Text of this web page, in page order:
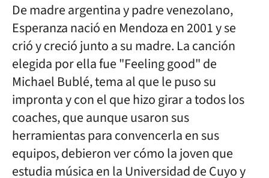
De madre argentina y padre venezolano,
Esperanza nació en Mendoza en 2001 y se
crió y creció junto a su madre. La canción
elegida por ella fue "Feeling good" de
Michael Bublé, tema al que le puso su
impronta y con el que hizo girar a todos los
coaches, que aunque usaron sus
herramientas para convencerla en sus
equipos, debieron ver cómo la joven que
estudia música en la Universidad de Cuyo y